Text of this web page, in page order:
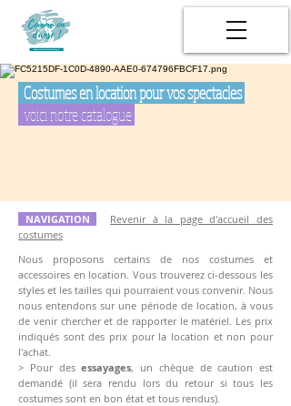
Costumes en location pour vos spectacles
voici notre catalogue
NAVIGATION
Revenir à la page d'accueil des
costumes
Nous proposons certains de nos costumes et
accessoires en location. Vous trouverez ci-dessous les
styles et les tailles qui pourraient vous convenir. Nous
nous entendons sur une période de location, à vous
de venir chercher et de rapporter le matériel. Les prix
indiqués sont des prix pour la location et non pour
l'achat.
> Pour desessayages, un chèque de caution est
demandé (il sera rendu lors du retour si tous les
costumes sont en bon état et tous rendus).